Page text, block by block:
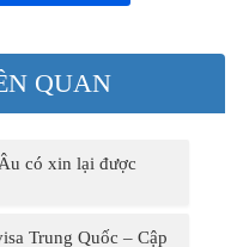
QUAN
có xin lại được
Trung Quốc – Cập